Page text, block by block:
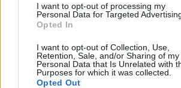
I want to opt-out of processing my
Personal Data for Targeted
Opted In
I want to opt-out of Collection, Use,
Retention, Sale, and/or Sharing of my
Personal Data that Is Unrelated with
Purposes for which it was collected.
Opted Out
«Δεν είναι εύκολα τα ματς.
αντίπαλος είναι υποδεέστερος,
το δικό μας παιχνίδι ανεξάρτητα
αντίπαλος».